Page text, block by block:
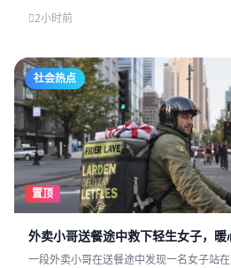
2小时前
社会热点
置顶
外卖小哥送餐途中救下轻生女子，
一段外卖小哥在送餐途中发现一名女子站